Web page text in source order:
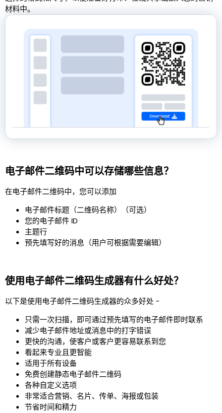
材料中。
电子邮件二维码中可以存储哪些信息？
在电子邮件二维码中，您可以添加
电子邮件标题（二维码名称）（可选）
您的电子邮件 ID
主题行
预先填写好的消息（用户可根据需要编辑）
使用电子邮件二维码生成器有什么好处？
以下是使用电子邮件二维码生成器的众多好处 -
只需一次扫描，即可通过预先填写的电子邮件即时联系
减少电子邮件地址或消息中的打字错误
更快的沟通，使客户或客户更容易联系到您
看起来专业且更智能
适用于所有设备
免费创建静态电子邮件二维码
各种自定义选项
非常适合营销、名片、传单、海报或包装
节省时间和精力